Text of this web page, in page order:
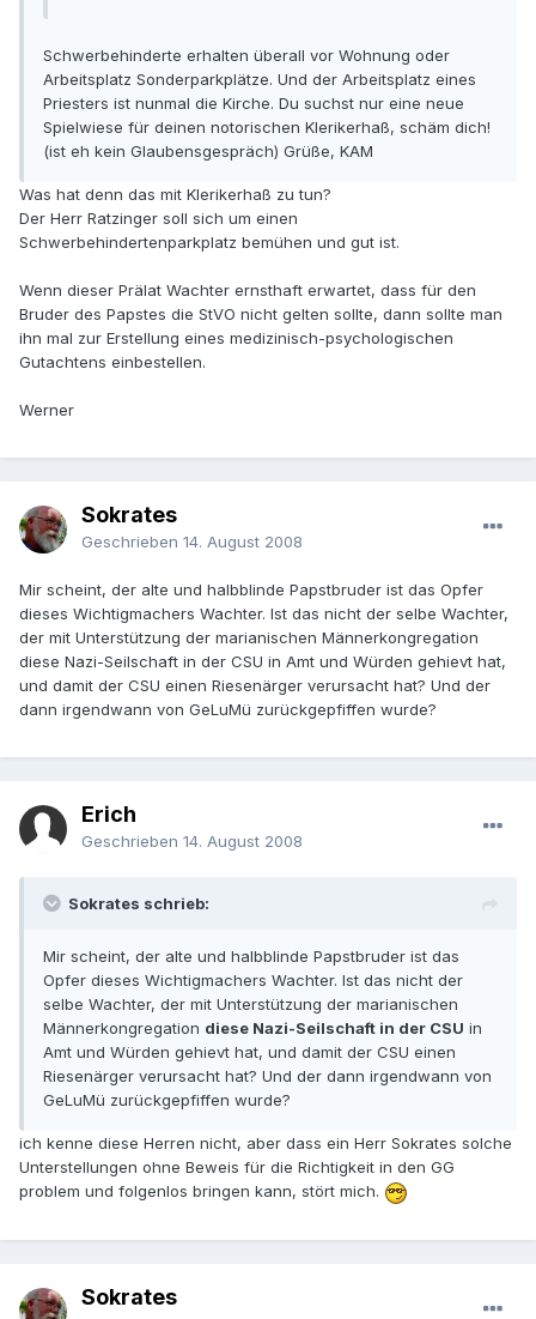
Schwerbehinderte erhalten überall vor Wohnung oder
Arbeitsplatz Sonderparkplätze. Und der Arbeitsplatz eines
Priesters ist nunmal die Kirche. Du suchst nur eine neue
Spielwiese für deinen notorischen Klerikerhaß, schäm dich!
(ist eh kein Glaubensgespräch) Grüße, KAM
Was hat denn das mit Klerikerhaß zu tun?
Der Herr Ratzinger soll sich um einen
Schwerbehindertenparkplatz bemühen und gut ist.
Wenn dieser Prälat Wachter ernsthaft erwartet, dass für den
Bruder des Papstes die StVO nicht gelten sollte, dann sollte man
ihn mal zur Erstellung eines medizinisch-psychologischen
Gutachtens einbestellen.
Werner
Sokrates
Geschrieben 14. August 2008
Mir scheint, der alte und halbblinde Papstbruder ist das Opfer
dieses Wichtigmachers Wachter. Ist das nicht der selbe Wachter,
der mit Unterstützung der marianischen Männerkongregation
diese Nazi-Seilschaft in der CSU in Amt und Würden gehievt hat,
und damit der CSU einen Riesenärger verursacht hat? Und der
dann irgendwann von GeLuMü zurückgepfiffen wurde?
Erich
Geschrieben 14. August 2008
Sokrates schrieb:
Mir scheint, der alte und halbblinde Papstbruder ist das
Opfer dieses Wichtigmachers Wachter. Ist das nicht der
selbe Wachter, der mit Unterstützung der marianischen
Männerkongregation diese Nazi-Seilschaft in der CSU in
Amt und Würden gehievt hat, und damit der CSU einen
Riesenärger verursacht hat? Und der dann irgendwann von
GeLuMü zurückgepfiffen wurde?
ich kenne diese Herren nicht, aber dass ein Herr Sokrates solche
Unterstellungen ohne Beweis für die Richtigkeit in den GG
problem und folgenlos bringen kann, stört mich.
Sokrates